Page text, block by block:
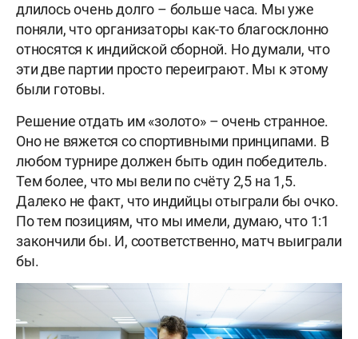
длилось очень долго – больше часа. Мы уже
поняли, что организаторы как-то благосклонно
относятся к индийской сборной. Но думали, что
эти две партии просто переиграют. Мы к этому
были готовы.
Решение отдать им «золото» – очень странное.
Оно не вяжется со спортивными принципами. В
любом турнире должен быть один победитель.
Тем более, что мы вели по счёту 2,5 на 1,5.
Далеко не факт, что индийцы отыграли бы очко.
По тем позициям, что мы имели, думаю, что 1:1
закончили бы. И, соответственно, матч выиграли
бы.